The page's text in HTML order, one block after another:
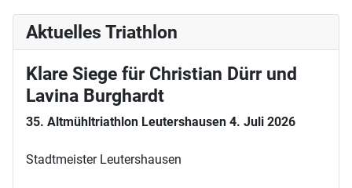
Aktuelles Triathlon
Klare Siege für Christian Dürr und
Lavina Burghardt
35. Altmühltriathlon Leutershausen 4. Juli 2026
Stadtmeister Leutershausen